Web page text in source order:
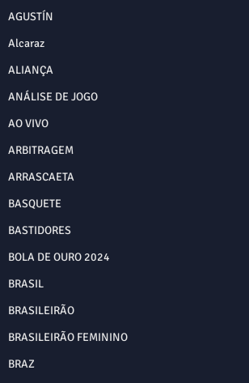
AGUSTÍN
Alcaraz
ALIANÇA
ANÁLISE DE JOGO
AO VIVO
ARBITRAGEM
ARRASCAETA
BASQUETE
BASTIDORES
BOLA DE OURO 2024
BRASIL
BRASILEIRÃO
BRASILEIRÃO FEMININO
BRAZ